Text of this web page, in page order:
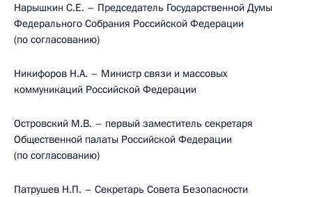
Нарышкин С.Е. – Председатель Государственной Думы
Федерального Собрания Российской Федерации
(по согласованию)
Никифоров Н.А. – Министр связи и массовых
коммуникаций Российской Федерации
Островский М.В. – первый заместитель секретаря
Общественной палаты Российской Федерации
(по согласованию)
Патрушев Н.П. – Секретарь Совета Безопасности